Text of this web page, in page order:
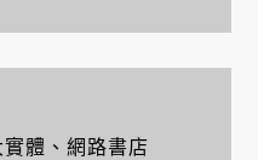
體、網路書店